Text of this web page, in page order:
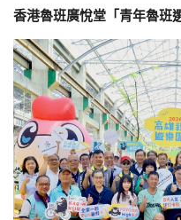
香港魯班廣悅堂「青年魯班